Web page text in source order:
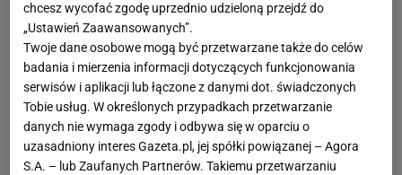
chcesz wycofać zgodę uprzednio udzieloną przejdź do
„Ustawień Zaawansowanych”.
Twoje dane osobowe mogą być przetwarzane także do celów
badania i mierzenia informacji dotyczących funkcjonowania
serwisów i aplikacji lub łączone z danymi dot. świadczonych
Tobie usług. W określonych przypadkach przetwarzanie
danych nie wymaga zgody i odbywa się w oparciu o
uzasadniony interes Gazeta.pl, jej spółki powiązanej – Agora
S.A. – lub Zaufanych Partnerów. Takiemu przetwarzaniu